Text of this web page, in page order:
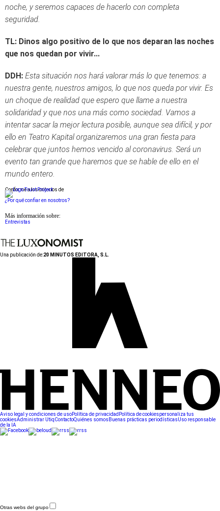
noche, y seremos capaces de hacerlo con completa
seguridad.
TL: Dinos algo positivo de lo que nos deparan las noches
que nos quedan por vivir...
DDH: Esta situación nos hará valorar más lo que tenemos: a
nuestra gente, nuestros amigos, lo que nos queda por vivir. Es
un choque de realidad que espero que llame a nuestra
solidaridad y que nos una más como sociedad. Vamos a
intentar sacar la mejor lectura posible, aunque sea difícil, y por
ello en Teatro Kapital organizaremos una gran fiesta para
celebrar que juntos hemos vencido al coronavirus. Será un
evento tan grande que haremos que se hable de ello en el
mundo entero.
Conforme a los criterios de
¿Por qué confiar en nosotros?
Más información sobre:
Entrevistas
Una publicación de:20 MINUTOS EDITORA, S.L.
Aviso legal y condiciones de usoPolítica de privacidad Política de cookiespersonaliza tus
cookiesAdministrar UtiqContactoQuiénes somos Buenas prácticas periodísticasUso responsable
de la IA
Otras webs del grupo